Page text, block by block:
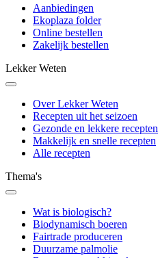
Aanbiedingen
Ekoplaza folder
Online bestellen
Zakelijk bestellen
Lekker Weten
Over Lekker Weten
Recepten uit het seizoen
Gezonde en lekkere recepten
Makkelijk en snelle recepten
Alle recepten
Thema's
Wat is biologisch?
Biodynamisch boeren
Fairtrade produceren
Duurzame palmolie